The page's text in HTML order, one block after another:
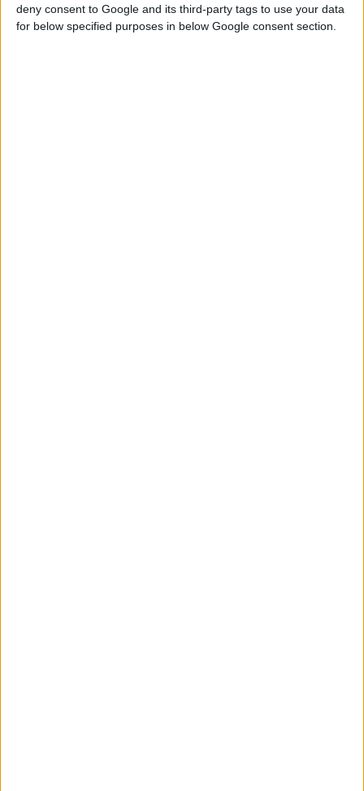
deny consent to Google and its third-party tags to use your data
for below specified purposes in below Google consent section.
περιέχει άρωµα και συνθετικές, πιθανώς ερεθιστικές, ουσίες,
όπως parabens, σιλικόνες κ.α. Οι νέες, δερµατολογικά